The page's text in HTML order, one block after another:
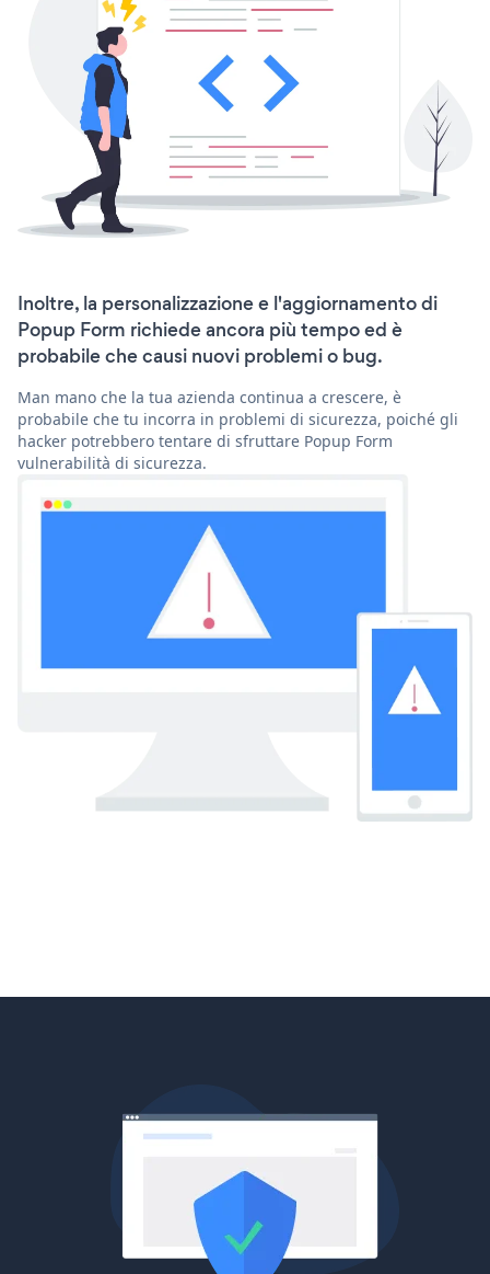
Inoltre, la personalizzazione e l'aggiornamento di
Popup Form richiede ancora più tempo ed è
probabile che causi nuovi problemi o bug.
Man mano che la tua azienda continua a crescere, è
probabile che tu incorra in problemi di sicurezza, poiché gli
hacker potrebbero tentare di sfruttare Popup Form
vulnerabilità di sicurezza.